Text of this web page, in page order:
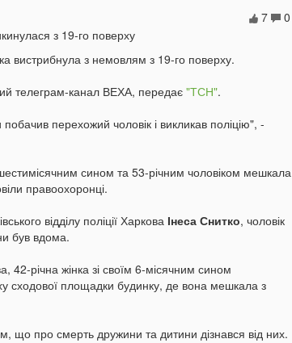
0
7
вистрибнула з немовлям з 19-го поверху.
телеграм-канал ВЕХА, передає "ТСН".
перехожий чоловік і викликав поліцію", -
сином та 53-річним чоловіком мешкала
правоохоронці.
відділу поліції Харкова Інеса Снитко, чоловік
був вдома.
42-річна жінка зі своїм 6-місячним сином
сходової площадки будинку, де вона мешкала з
що про смерть дружини та дитини дізнався від них.